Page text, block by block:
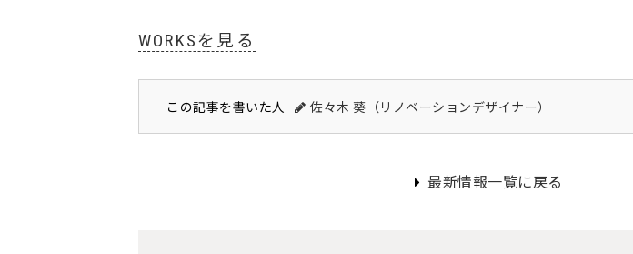
WORKSを見る
この記事を書いた人 佐々木 葵（リノベーションデザイナー）
最新情報一覧に戻る